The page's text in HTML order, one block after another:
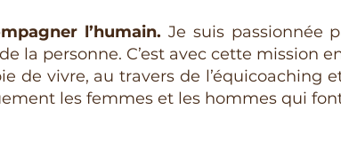
l’humain. Je suis passionnée
la personne. C’est avec cette mission
de vivre, au travers de l’équicoaching
les femmes et les hommes qui